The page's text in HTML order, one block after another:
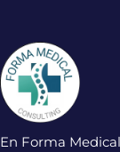
En Forma